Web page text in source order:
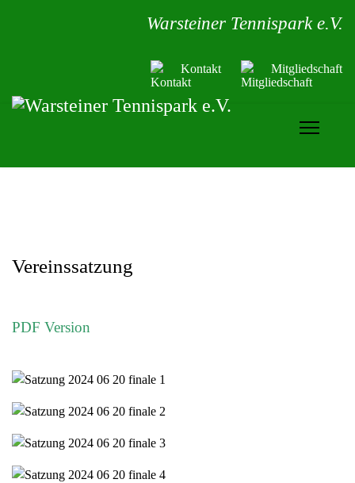
Warsteiner Tennispark e.V.
Kontakt Mitgliedschaft
Vereinssatzung
PDF Version